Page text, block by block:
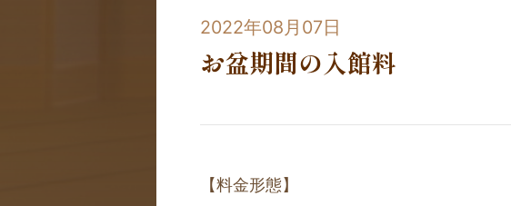
2022年08月07日
お盆期間の入館料
【料金形態】